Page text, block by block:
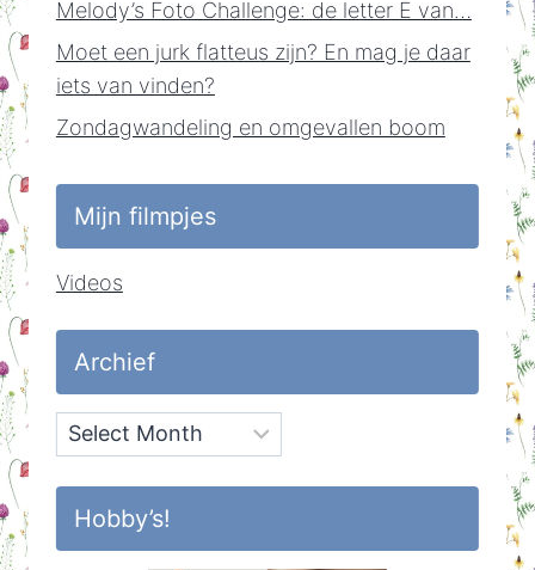
Melody’s Foto Challenge: de letter E van…
Moet een jurk flatteus zijn? En mag je daar
iets van vinden?
Zondagwandeling en omgevallen boom
Mijn filmpjes
Videos
Archief
Archief
Hobby’s!